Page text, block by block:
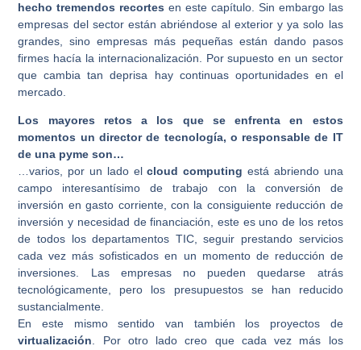
hecho tremendos recortes en este capítulo. Sin embargo las
empresas del sector están abriéndose al exterior y ya solo las
grandes, sino empresas más pequeñas están dando pasos
firmes hacía la internacionalización. Por supuesto en un sector
que cambia tan deprisa hay continuas oportunidades en el
mercado.
Los mayores retos a los que se enfrenta en estos
momentos un director de tecnología, o responsable de IT
de una pyme son…
…varios, por un lado elcloud computing está abriendo una
campo interesantísimo de trabajo con la conversión de
inversión en gasto corriente, con la consiguiente reducción de
inversión y necesidad de financiación, este es uno de los retos
de todos los departamentos TIC, seguir prestando servicios
cada vez más sofisticados en un momento de reducción de
inversiones. Las empresas no pueden quedarse atrás
tecnológicamente, pero los presupuestos se han reducido
sustancialmente.
En este mismo sentido van también los proyectos de
virtualización . Por otro lado creo que cada vez más los